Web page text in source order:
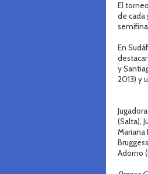
El
de cada
En
y
2013) y
(Salta),
Mariana
Adorno